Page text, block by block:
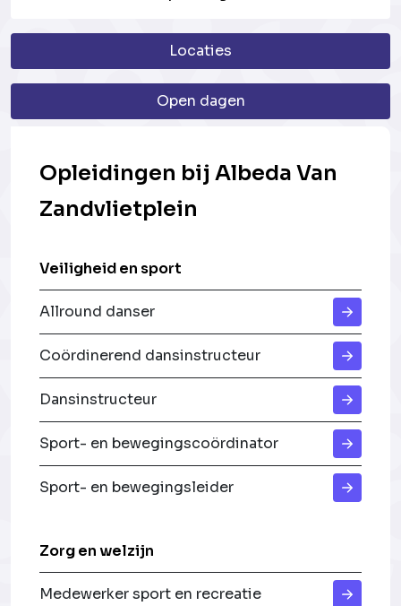
Locaties
Open dagen
Opleidingen bij Albeda Van
Zandvlietplein
Veiligheid en sport
Allround danser
Coördinerend dansinstructeur
Dansinstructeur
Sport- en bewegingscoördinator
Sport- en bewegingsleider
Zorg en welzijn
Medewerker sport en recreatie